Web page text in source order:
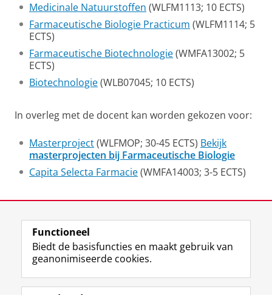
Medicinale Natuurstoffen (WLFM1113; 10 ECTS)
Farmaceutische Biologie Practicum (WLFM1114; 5
ECTS)
Farmaceutische Biotechnologie(WMFA13002; 5
ECTS)
Biotechnologie(WLB07045; 10 ECTS)
In overleg met de docent kan worden gekozen voor:
Masterproject(WLFMOP; 30-45 ECTS) Bekijk
masterprojecten bij Farmaceutische Biologie
Capita Selecta Farmacie(WMFA14003; 3-5 ECTS)
View this page in:English
Volg de RUG
F
a
L
i
R
S
I
n
Y
o
Functioneel
Biedt de basisfuncties en maakt gebruik van
geanonimiseerde cookies.